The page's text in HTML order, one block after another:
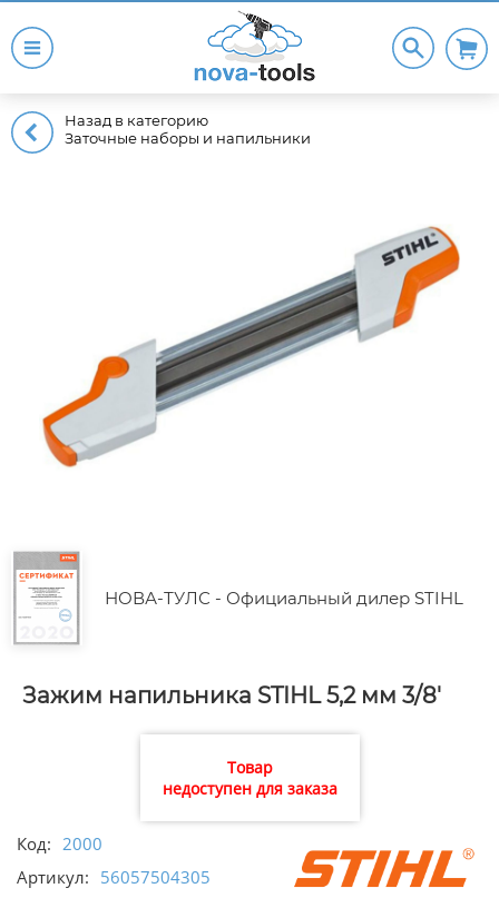
Назад в категорию
Заточные наборы и напильники
НОВА-ТУЛС - Официальный дилер STIHL
Зажим напильника STIHL 5,2 мм 3/8'
Товар
недоступен для заказа
Код: 2000
Артикул: 56057504305